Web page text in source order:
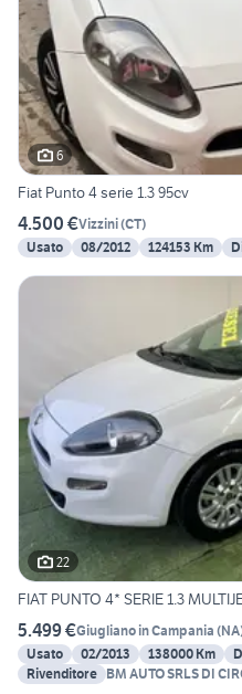
6
Fiat Punto 4 serie 1.3 95cv
4.500 €Vizzini(CT)
Usato
08/2012 124153 Km
22
FIAT PUNTO 4* SERIE 1.3
5.499 €Giugliano in Campania (NA
Usato
02/2013 138000 Km
Rivenditore BM AUTO SRLS DI